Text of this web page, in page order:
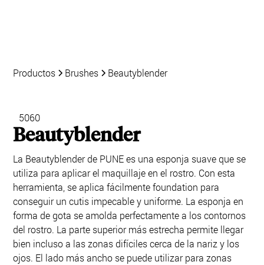
Productos Brushes Beautyblender
5060
Beautyblender
La Beautyblender de PUNE es una esponja suave que se
utiliza para aplicar el maquillaje en el rostro. Con esta
herramienta, se aplica fácilmente foundation para
conseguir un cutis impecable y uniforme. La esponja en
forma de gota se amolda perfectamente a los contornos
del rostro. La parte superior más estrecha permite llegar
bien incluso a las zonas difíciles cerca de la nariz y los
ojos. El lado más ancho se puede utilizar para zonas